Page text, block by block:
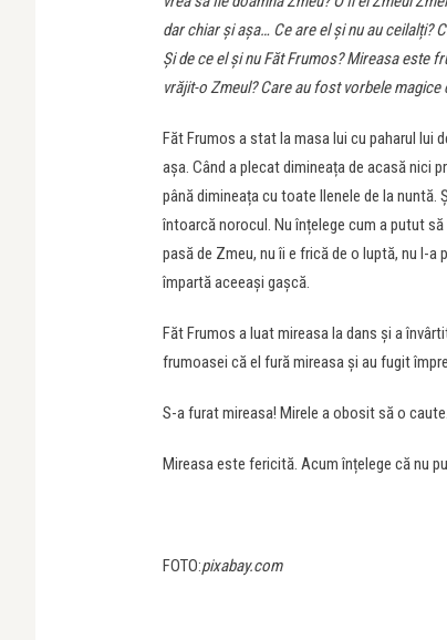
dar chiar și așa… Ce are el și nu au ceilalți?
Și de ce el și nu Făt Frumos? Mireasa este
vrăjit-o Zmeul? Care au fost vorbele
Făt Frumos a stat la masa lui cu paharul lui
așa. Când a plecat dimineața de acasă nici
până dimineața cu toate Ilenele de la
întoarcă norocul. Nu înțelege cum a putut
pasă de Zmeu, nu îi e frică de o luptă, nu l-
împartă aceeași gașcă.
Făt Frumos a luat mireasa la dans și a
frumoasei că el fură mireasa și au fugit
S-a furat mireasa! Mirele a obosit să o
Mireasa este fericită. Acum înțelege că nu
FOTO:pixabay.com